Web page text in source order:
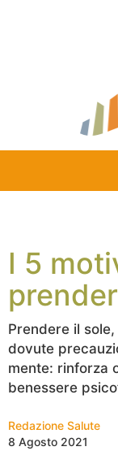
I 5
Prendere il
dovute
mente: rinforza
benessere
Redazione Salute
8 Agosto 2021